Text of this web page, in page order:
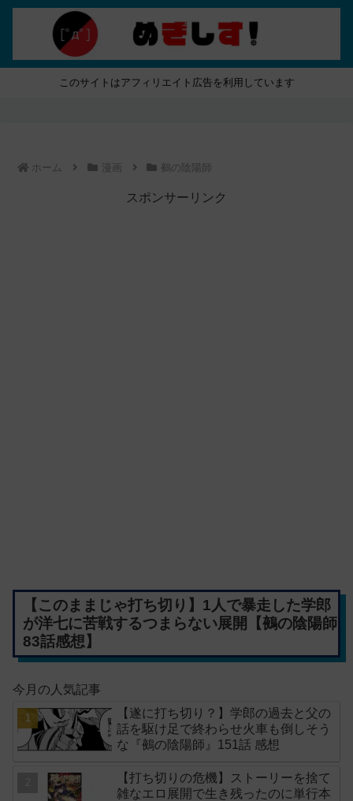
このサイトはアフィリエイト広告を利用しています
ホーム 漫画 鵺の陰陽師
スポンサーリンク
【このままじゃ打ち切り】1人で暴走した学郎
が洋七に苦戦するつまらない展開【鵺の陰陽師
83話感想】
今月の人気記事
【遂に打ち切り？】学郎の過去と父の
話を駆け足で終わらせ火車も倒しそう
な『鵺の陰陽師』151話 感想
【打ち切りの危機】ストーリーを捨て
雑なエロ展開で生き残ったのに単行本